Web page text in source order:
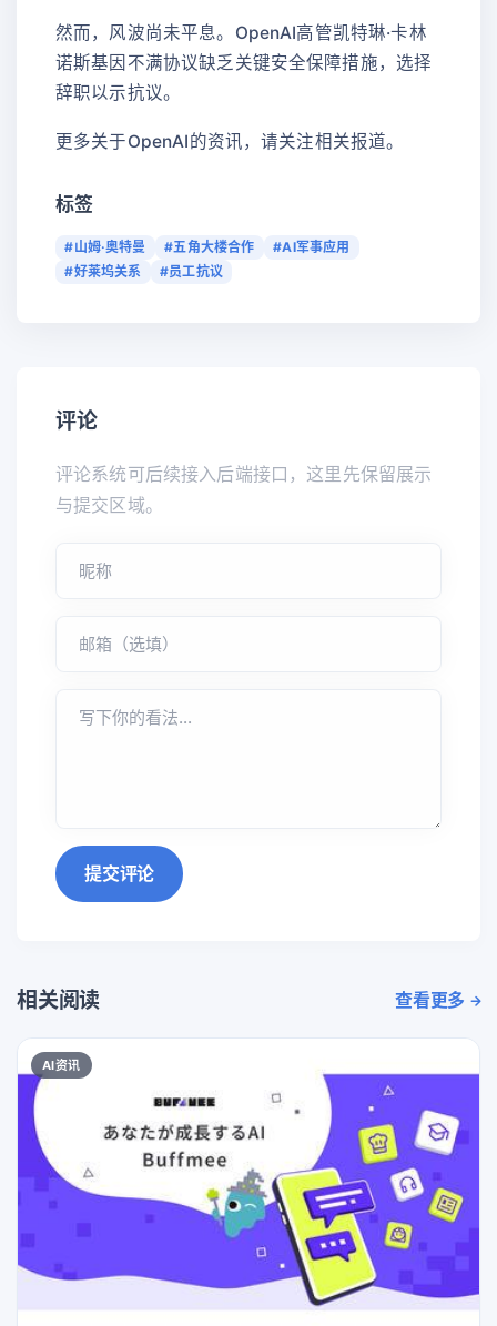
然而，风波尚未平息。OpenAI高管凯特琳·卡林
诺斯基因不满协议缺乏关键安全保障措施，选择
辞职以示抗议。
更多关于OpenAI的资讯，请关注相关报道。
标签
#山姆·奥特曼 #五角大楼合作
#AI军事应用
#好莱坞关系
#员工抗议
评论
评论系统可后续接入后端接口，这里先保留展示
与提交区域。
提交评论
相关阅读 查看更多
AI资讯